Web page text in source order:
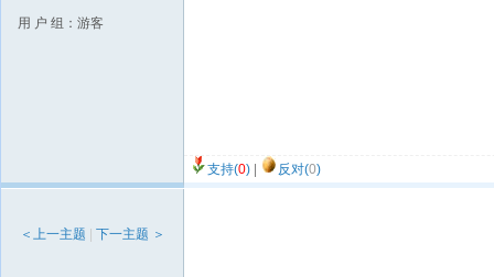
用 户 组：游客
支持(0) 反对(0)
＜上一主题 下一主题 ＞